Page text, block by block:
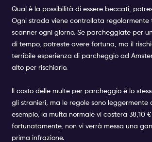
Qual è la possibilità di essere beccati,
Ogni strada viene controllata regolarmente
scanner ogni giorno. Se parcheggiate per
di tempo, potreste avere fortuna, ma il
terribile esperienza di parcheggio ad
alto per rischiarlo.
Il costo delle multe per parcheggio è lo
gli stranieri, ma le regole sono leggermente
esempio, la multa normale vi costerà 38,10
fortunatamente, non vi verrà messa una
prima infrazione.